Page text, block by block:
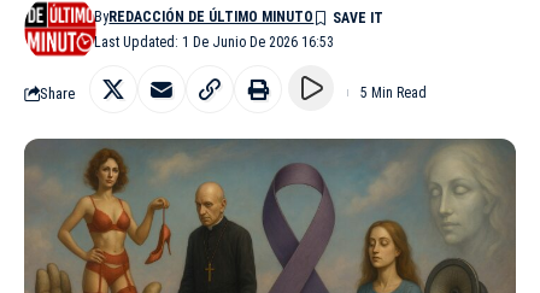
Last Updated: 1 De Junio De 2026 16:53
ByREDACCIÓN DE ÚLTIMO MINUTO
Share 5 Min Read